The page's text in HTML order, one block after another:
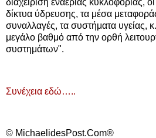
διαχείριση εναέριας κυκλοφορίας,
δίκτυα ύδρευσης, τα μέσα
συναλλαγές, τα συστήματα υγείας,
μεγάλο βαθμό από την ορθή
συστημάτων".
Συνέχεια εδώ…..
© MichaelidesPost.Com®